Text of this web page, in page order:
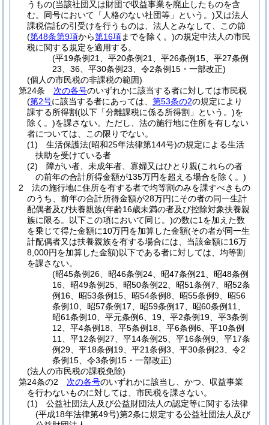
うもの(当該社団又は財団で収益事業を廃止したものを含
む。同号において「人格のない社団等」という。)又は法人
課税信託の引受けを行うものは、法人とみなして、この節
(第48条第9項から第16項までを除く。)の規定中法人の市民
税に関する規定を適用する。
(平19条例21、平20条例21、平26条例15、平27条例
23、36、平30条例23、令2条例15・一部改正)
(個人の市民税の非課税の範囲)
第24条
次の各号のいずれかに該当する者に対しては市民税
(第2号に該当する者にあっては、 第53条の2の規定により
課する所得割(以下「分離課税に係る所得割」という。)を
除く。)を課さない。 ただし、法の施行地に住所を有しない
者については、この限りでない。
(1)
生活保護法(昭和25年法律第144号)の規定による生活
扶助を受けている者
(2)
障がい者、未成年者、寡婦又はひとり親(これらの者
の前年の合計所得金額が135万円を超える場合を除く。)
2
法の施行地に住所を有する者で均等割のみを課すべきもの
のうち、前年の合計所得金額が28万円にその者の同一生計
配偶者及び扶養親族(年齢16歳未満の者及び控除対象扶養親
族に限る。以下この項において同じ。)の数に1を加えた数
を乗じて得た金額に10万円を加算した金額(その者が同一生
計配偶者又は扶養親族を有する場合には、当該金額に16万
8,000円を加算した金額)以下である者に対しては、均等割
を課さない。
(昭45条例26、昭46条例24、昭47条例21、昭48条例
16、昭49条例25、昭50条例22、昭51条例7、昭52条
例16、昭53条例15、昭54条例8、昭55条例9、昭56
条例10、昭57条例17、昭59条例17、昭60条例11、
昭61条例10、平元条例6、19、平2条例19、平3条例
12、平4条例18、平5条例18、平6条例6、平10条例
11、平12条例27、平14条例25、平16条例9、平17条
例29、平18条例19、平21条例3、平30条例23、令2
条例15、令3条例15・一部改正)
(法人の市民税の課税免除)
第24条の2
次の各号のいずれかに該当し、かつ、収益事業
を行わないものに対しては、市民税を課さない。
(1)
公益社団法人及び公益財団法人の認定等に関する法律
(平成18年法律第49号)第2条に規定する公益社団法人及び